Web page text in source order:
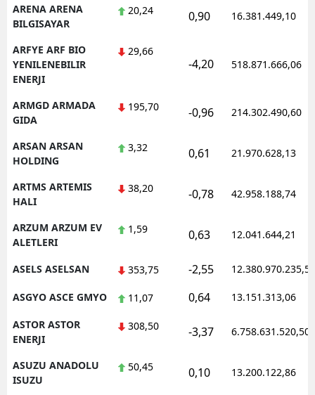
ARENA ARENA
BILGISAYAR
20,24 0,90 16.381.449,10
ARFYE ARF BIO
YENILENEBILIR
ENERJI
29,66
-4,20 518.871.666,06
ARMGD ARMADA
GIDA
195,70 -0,96 214.302.490,60
ARSAN ARSAN
HOLDING
3,32 0,61 21.970.628,13
ARTMS ARTEMIS
HALI
38,20 -0,78 42.958.188,74
ARZUM ARZUM EV
ALETLERI
1,59 0,63 12.041.644,21
ASELS ASELSAN 353,75 -2,55 12.380.970.235,50
ASGYO ASCE GMYO 11,07 0,64 13.151.313,06
ASTOR ASTOR
ENERJI
308,50 -3,37 6.758.631.520,50
ASUZU ANADOLU
ISUZU
50,45 0,10 13.200.122,86